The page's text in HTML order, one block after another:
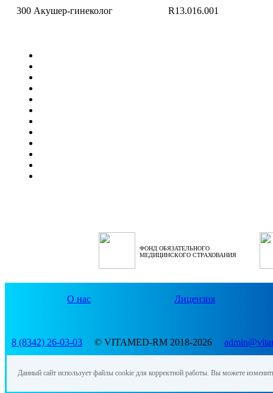
300 Акушер-гинеколог R13.016.001
ФОНД ОБЯЗАТЕЛЬНОГО
МЕДИЦИНСКОГО СТРАХОВАНИЯ
О нас Лицензия
8 (8342) 26-03-03 © VITAMED-RM 2018-2026
Данный сайт использует файлы cookie для корректной работы. Вы можете